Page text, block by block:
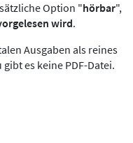
Option "hörbar",
wird.
Ausgaben als reines
es keine PDF-Datei.